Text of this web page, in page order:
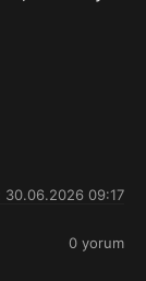
30.06.2026 09:17
0 yorum